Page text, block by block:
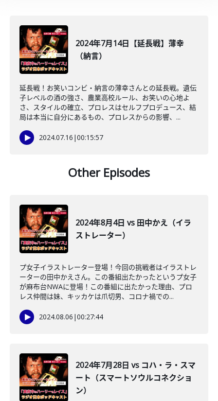
2024年7月14日【延長戦】薄幸
（納言）
延長戦！お笑いコンビ・納言の薄幸さんとの延長戦。遺伝
子レベルの酒の強さ、農業高校ルール、お笑いの心地よ
さ、スタイルの確立、プロレスはセルフプロデュース、結
局は本当に自分にあるもの、プロレスからの影響、...
2024.07.16 |00:15:57
Other Episodes
2024年8月4日 vs 田中かえ（イラ
ストレーター）
プ女子イラストレーター登場！今回の挑戦者はイラストレ
ーターの田中かえさん。この番組出たかったというプ女子
が麻布台NWAに登場！この番組に出たかった理由、プロ
レス仲間は妹、キッカケは爪切男、コロナ禍での...
2024.08.06 |00:27:44
2024年7月28日 vs コハ・ラ・スマ
ート（スマートソウルコネクショ
ン）